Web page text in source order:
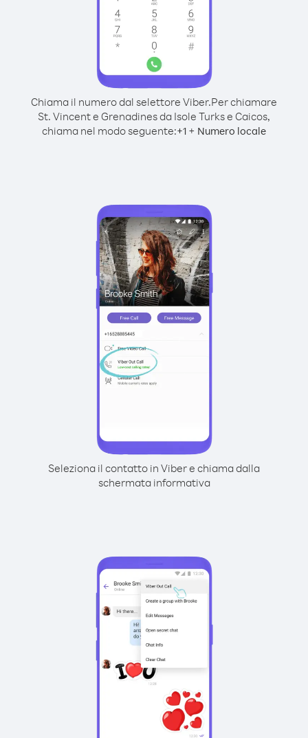
Chiama il numero dal selettore Viber.Per chiamare
St. Vincent e Grenadines da Isole Turks e Caicos,
chiama nel modo seguente:+1 + Numero locale
Seleziona il contatto in Viber e chiama dalla
schermata informativa